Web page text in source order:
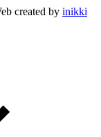
created by inikki